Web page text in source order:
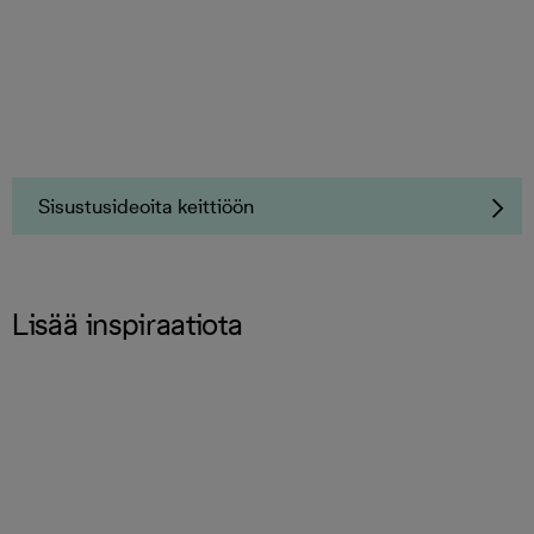
Sisustusideoita keittiöön
Lisää inspiraatiota